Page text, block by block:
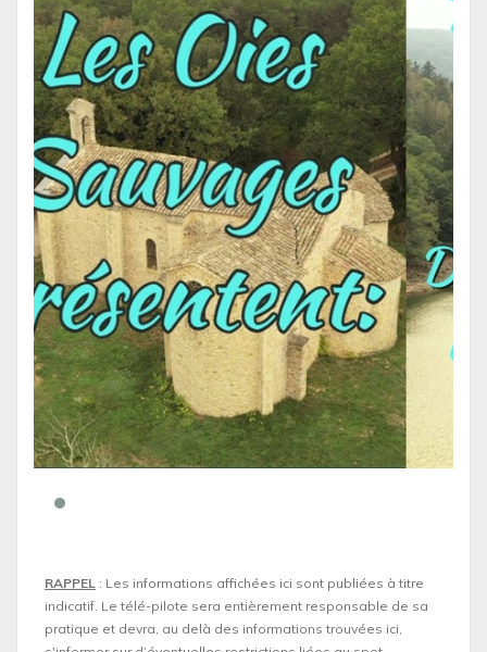
RAPPEL : Les informations affichées ici sont publiées à titre
indicatif. Le télé-pilote sera entièrement responsable de sa
pratique et devra, au delà des informations trouvées ici,